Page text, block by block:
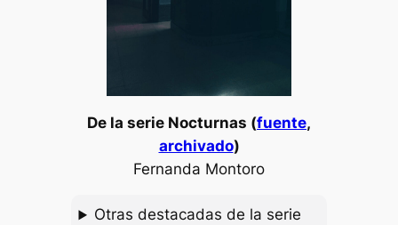
De la serie Nocturnas (fuente,
archivado)
Fernanda Montoro
Otras destacadas de la serie